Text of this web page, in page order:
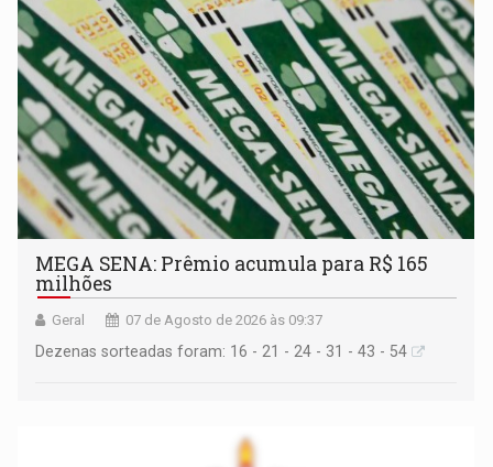
MEGA SENA: Prêmio acumula para R$ 165
milhões
Geral 07 de Agosto de 2026 às 09:37
Dezenas sorteadas foram: 16 - 21 - 24 - 31 - 43 - 54